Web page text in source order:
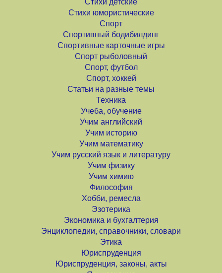
Стихи детские
Стихи юмористические
Спорт
Спортивный бодибилдинг
Спортивные карточные игры
Спорт рыболовный
Спорт, футбол
Спорт, хоккей
Статьи на разные темы
Техника
Учеба, обучение
Учим английский
Учим историю
Учим математику
Учим русский язык и литературу
Учим физику
Учим химию
Философия
Хобби, ремесла
Эзотерика
Экономика и бухгалтерия
Энциклопедии, справочники, словари
Этика
Юриспруденция
Юриспруденция, законы, акты